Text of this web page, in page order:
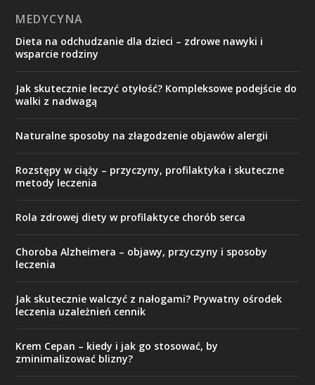
MEDYCYNA
Dieta na odchudzanie dla dzieci – zdrowe nawyki i
wsparcie rodziny
Jak skutecznie leczyć otyłość? Kompleksowe podejście do
walki z nadwagą
Naturalne sposoby na złagodzenie objawów alergii
Rozstępy w ciąży – przyczyny, profilaktyka i skuteczne
metody leczenia
Rola zdrowej diety w profilaktyce chorób serca
Choroba Alzheimera – objawy, przyczyny i sposoby
leczenia
Jak skutecznie walczyć z nałogami? Prywatny ośrodek
leczenia uzależnień cennik
Krem Cepan – kiedy i jak go stosować, by
zminimalizować blizny?